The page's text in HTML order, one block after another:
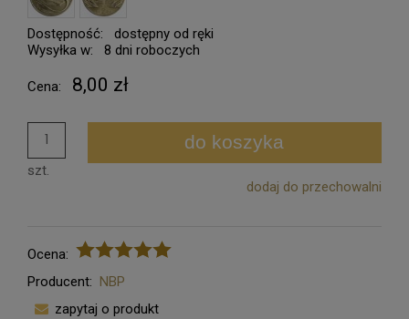
Dostępność:
dostępny od ręki
Wysyłka w:
8 dni roboczych
Cena: 8,00 zł
szt.
do koszyka
dodaj do przechowalni
Ocena:
Producent:
NBP
zapytaj o produkt